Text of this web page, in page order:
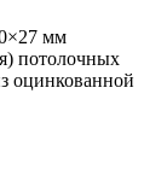
мм
потолочных
оцинкованной